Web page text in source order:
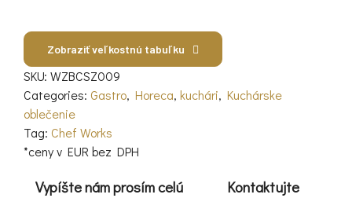
Zobraziť veľkostnú tabuľku
SKU: WZBCSZ009
Categories: Gastro, Horeca, kuchári, Kuchárske
oblečenie
Tag: Chef Works
*ceny v EUR bez DPH
Vypíšte nám prosím celú
Kontaktujte